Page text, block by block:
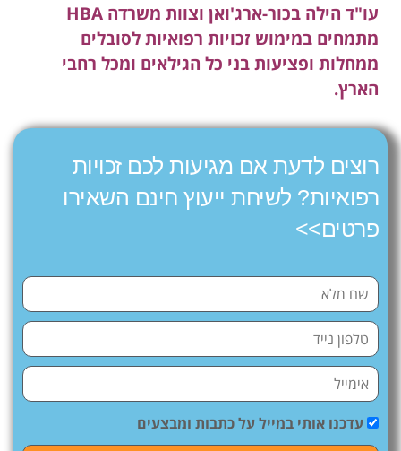
עו"ד הילה בכור-ארג'ואן וצוות משרדה HBA
מתמחים במימוש זכויות רפואיות לסובלים
ממחלות ופציעות בני כל הגילאים ומכל רחבי
הארץ.
רוצים לדעת אם מגיעות לכם זכויות
רפואיות? לשיחת ייעוץ חינם השאירו
פרטים>>
עדכנו אותי במייל על כתבות ומבצעים